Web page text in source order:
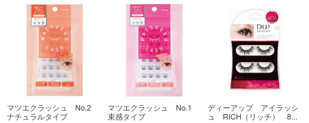
マツエクラッシュ No.2
ナチュラルタイプ
マツエクラッシュ No.1
束感タイプ
ディーアップ アイラッシ
ュ RICH（リッチ） 8...